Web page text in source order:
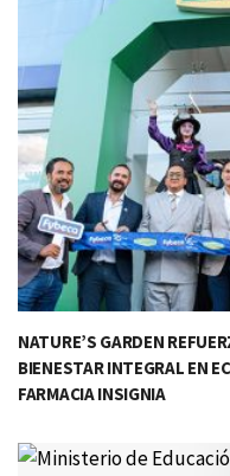
NATURE’S GARDEN
BIENESTAR INTEGRAL EN
FARMACIA INSIGNIA